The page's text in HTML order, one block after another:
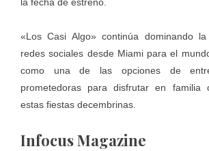
«Los Casi Algo» continúa dominando la
redes sociales desde Miami para el
como una de las opciones de
prometedoras para disfrutar en familia
estas fiestas decembrinas.
Infocus Magazine